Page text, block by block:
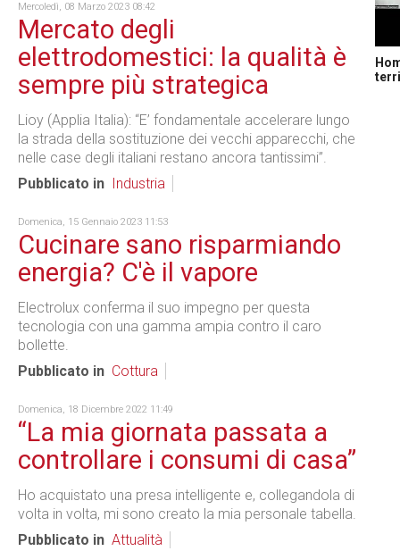
Mercoledì, 08 Marzo 2023 08:42
Mercato degli
elettrodomestici: la qualità è
sempre più strategica
Lioy (Applia Italia): “E’ fondamentale accelerare lungo
la strada della sostituzione dei vecchi apparecchi, che
nelle case degli italiani restano ancora tantissimi”.
Pubblicato in
Industria
Domenica, 15 Gennaio 2023 11:53
Cucinare sano risparmiando
energia? C'è il vapore
Electrolux conferma il suo impegno per questa
tecnologia con una gamma ampia contro il caro
bollette.
Pubblicato in Cottura
Domenica, 18 Dicembre 2022 11:49
“La mia giornata passata a
controllare i consumi di casa”
Ho acquistato una presa intelligente e, collegandola di
volta in volta, mi sono creato la mia personale tabella.
Pubblicato in Attualità